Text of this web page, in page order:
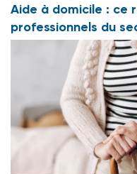
Aide à domicile : ce
professionnels du